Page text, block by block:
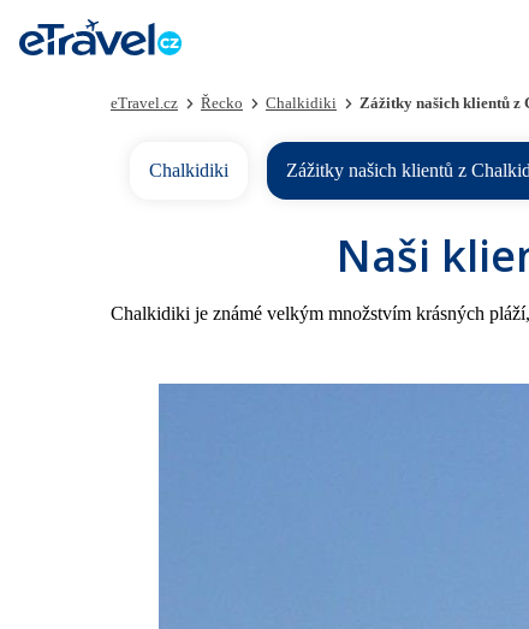
eTravel.cz Řecko Chalkidiki Zážitky našich klientů z
Chalkidiki Zážitky našich klientů z
Naši
Chalkidiki je známé velkým množstvím krásných